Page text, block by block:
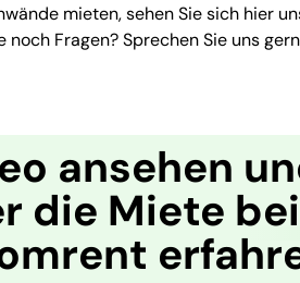
mieten, sehen Sie sich hier
noch Fragen? Sprechen Sie uns
ansehen
die Miete bei